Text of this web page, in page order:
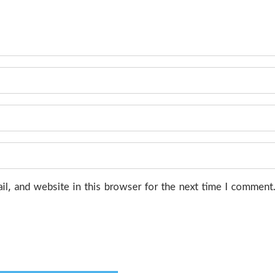
and website in this browser for the next time I comment.